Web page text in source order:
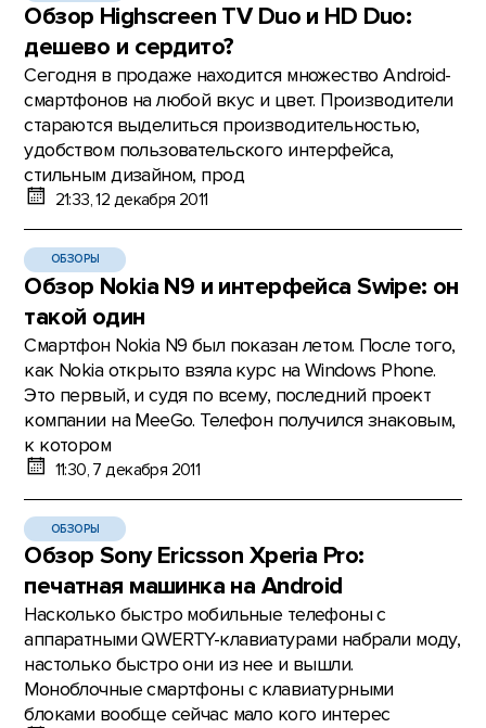
Обзор Highscreen TV Duo и HD Duo:
дешево и сердито?
Сегодня в продаже находится множество Android-
смартфонов на любой вкус и цвет. Производители
стараются выделиться производительностью,
удобством пользовательского интерфейса,
стильным дизайном, прод
21:33, 12 декабря 2011
ОБЗОРЫ
Обзор Nokia N9 и интерфейса Swipe: он
такой один
Смартфон Nokia N9 был показан летом. После того,
как Nokia открыто взяла курс на Windows Phone.
Это первый, и судя по всему, последний проект
компании на MeeGo. Телефон получился знаковым,
к котором
11:30, 7 декабря 2011
ОБЗОРЫ
Обзор Sony Ericsson Xperia Pro:
печатная машинка на Android
Насколько быстро мобильные телефоны с
аппаратными QWERTY-клавиатурами набрали моду,
настолько быстро они из нее и вышли.
Моноблочные смартфоны с клавиатурными
блоками вообще сейчас мало кого интерес